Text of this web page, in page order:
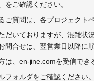
」をご確認ください。
ご質問は、各プロジェクト
だいておりますが、混雑状
問合せは、翌営業日以降に
は、en-jine.comを受信でき
フォルダをご確認ください。